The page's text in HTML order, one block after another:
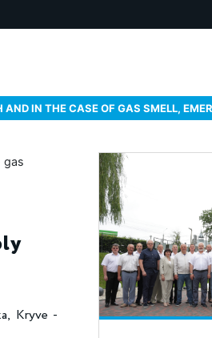
IN THE CASE OF GAS SMELL,
Kryve -